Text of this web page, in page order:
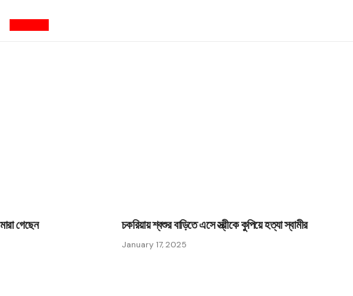
গেছেন চকরিয়ায় শ্বশুর বাড়িতে এসে স্ত্রীকে কুপিয়ে হত্যা স্বামীর
January 17, 2025